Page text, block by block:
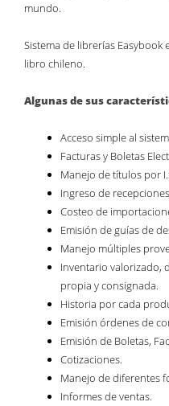
mundo.
Sistema de librerías
libro chileno.
Algunas de sus
Acceso simple al
Facturas y Boletas
Manejo de títulos por
Ingreso de
Costeo de
Emisión de guías de
Manejo múltiples
Inventario valorizado,
propia y consignada.
Historia por cada
Emisión órdenes de
Emisión de Boletas,
Cotizaciones.
Manejo de diferentes
Informes de ventas.